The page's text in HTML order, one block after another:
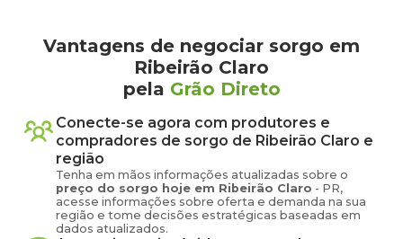
Vantagens de negociar sorgo em
Ribeirão Claro
pela Grão Direto
Conecte-se agora com produtores e
compradores de sorgo de Ribeirão Claro e
região
Tenha em mãos informações atualizadas sobre o
preço do sorgo hoje em Ribeirão Claro - PR,
acesse informações sobre oferta e demanda na sua
região e tome decisões estratégicas baseadas em
dados atualizados.